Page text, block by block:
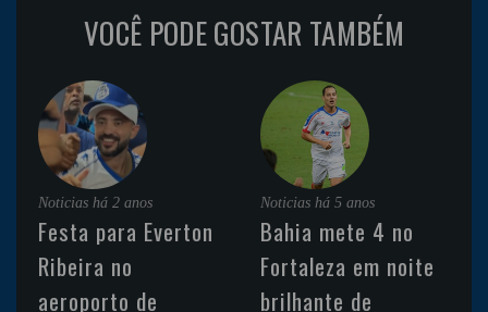
VOCÊ PODE GOSTAR TAMBÉM
Noticias há 2 anos
Festa para Everton
Ribeira no
aeroporto de
Noticias há 5 anos
Bahia mete 4 no
Fortaleza em noite
brilhante de